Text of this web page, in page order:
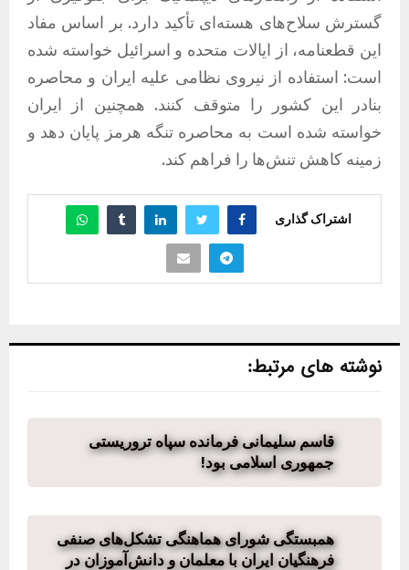
گسترش سلاح‌های هسته‌ای تأکید دارد. بر اساس مفاد
این قطعنامه، از ایالات متحده و اسرائیل خواسته شده
است: استفاده از نیروی نظامی علیه ایران و محاصره
بنادر این کشور را متوقف کنند. همچنین از ایران
خواسته شده است به محاصره تنگه هرمز پایان دهد و
زمینه کاهش تنش‌ها را فراهم کند.
اشتراک گذاری
نوشته های مرتبط:
قاسم سلیمانی فرمانده سپاه تروریستی
جمهوری اسلامی بود!
همبستگی شورای هماهنگی تشکل‌های صنفی
فرهنگیان ایران با معلمان و دانش‌آموزان در